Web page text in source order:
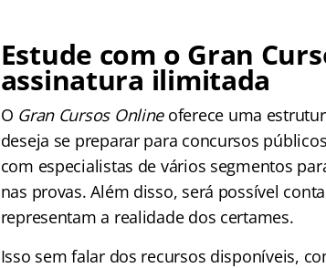
Estude com o Gran
assinatura ilimitada
O Gran Cursos Onlineoferece uma
deseja se preparar para concursos
com especialistas de vários segmentos
nas provas. Além disso, será possível
representam a realidade dos certames.
Isso sem falar dos recursos disponíveis,